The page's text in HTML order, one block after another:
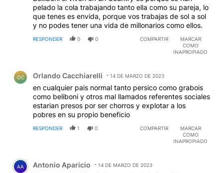
pelado la cola trabajando tanto ella como su pareja, lo
que tenes es envida, porque vos trabajas de sol a sol
y no podes tener una vida de millonarios como ellos.
RESPONDER 0 0 COMPARTIR
MARCAR
COMO
INAPROPIADO
OC Orlando Cacchiarelli 14 DE MARZO DE 2023
en cualquier pais normal tanto persico como grabois
como beliboni y otros mal llamados referentes sociales
estarian presos por ser chorros y explotar a los
pobres en su propio beneficio
RESPONDER 1 0 COMPARTIR
MARCAR
COMO
INAPROPIADO
Comentario de Antonio Aparicio.
AA Antonio Aparicio 14 DE MARZO DE 2023